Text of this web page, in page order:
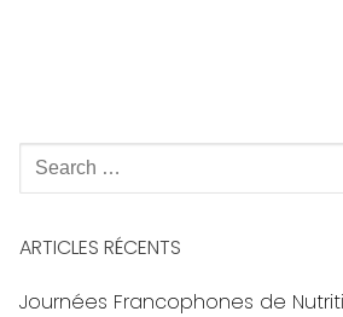
Rechercher
:
ARTICLES RÉCENTS
Journées Francophones de